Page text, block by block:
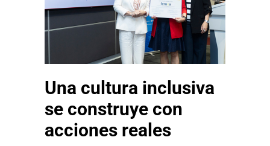
Una cultura inclusiva
se construye con
acciones reales